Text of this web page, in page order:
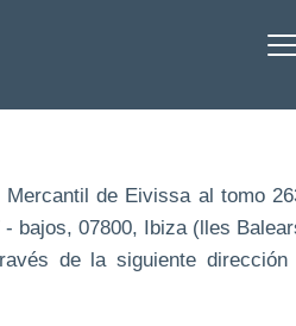
de Eivissa al tomo
bajos, 07800, Ibiza (lles
de la siguiente